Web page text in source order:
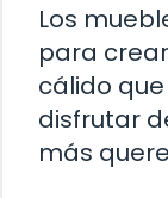
Los
para
cálido
disfrutar
más